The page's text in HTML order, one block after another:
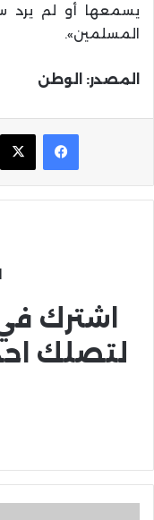
يسمعها أو لم يرد
المسلمين».
المصدر: الوطن
اشترك
لتصلك